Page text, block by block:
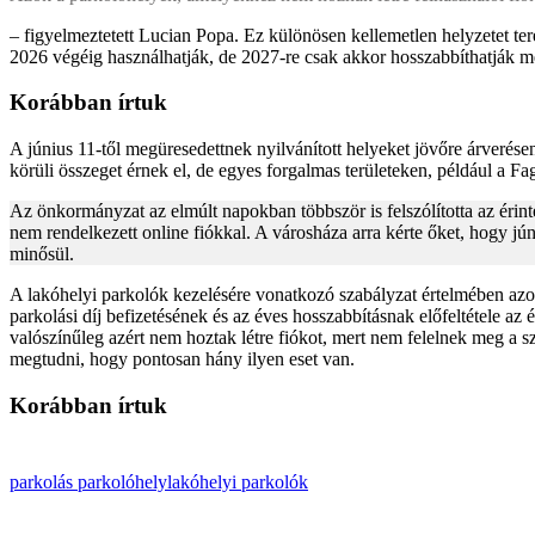
– figyelmeztetett Lucian Popa. Ez különösen kellemetlen helyzetet
2026 végéig használhatják, de 2027-re csak akkor hosszabbíthatják
Korábban írtuk
A június 11-től megüresedettnek nyilvánított helyeket jövőre
körüli összeget érnek el, de egyes forgalmas területeken, például a
Az önkormányzat az elmúlt napokban többször is felszólította az
nem rendelkezett online fiókkal. A városháza arra kérte őket, hogy
minősül.
A lakóhelyi parkolók kezelésére vonatkozó szabályzat értelmében
parkolási díj befizetésének és az éves hosszabbításnak előfeltétele
valószínűleg azért nem hoztak létre fiókot, mert nem felelnek meg a
megtudni, hogy pontosan hány ilyen eset van.
Korábban írtuk
parkolás parkolóhelylakóhelyi parkolók